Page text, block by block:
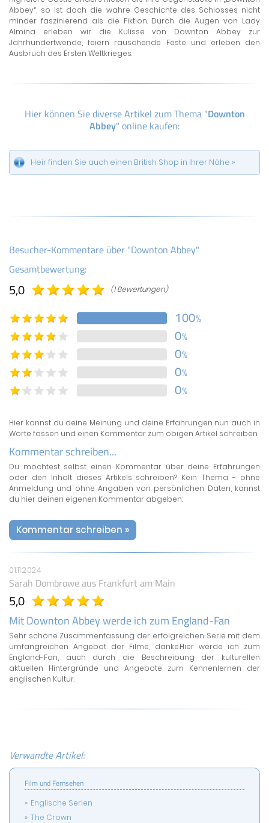
Abbey“, so ist doch die wahre Geschichte des Schlosses nicht
minder faszinierend als die Fiktion. Durch die Augen von Lady
Almina erleben wir die Kulisse von Downton Abbey zur
Jahrhundertwende, feiern rauschende Feste und erleben den
Ausbruch des Ersten Weltkrieges.
Hier können Sie diverse Artikel zum Thema "Downton
Abbey" online kaufen:
Heir finden Sie auch einen British Shop in Ihrer Nähe »
Besucher-Kommentare über "Downton Abbey"
Gesamtbewertung:
5,0 (1 Bewertungen)
100%
0%
0%
0%
0%
Hier kannst du deine Meinung und deine Erfahrungen nun auch in
Worte fassen und einen Kommentar zum obigen Artikel schreiben.
Kommentar schreiben...
Du möchtest selbst einen Kommentar über deine Erfahrungen
oder den Inhalt dieses Artikels schreiben? Kein Thema - ohne
Anmeldung und ohne Angaben von persönlichen Daten, kannst
du hier deinen eigenen Kommentar abgeben:
Kommentar schreiben »
01.11.2024
Sarah Dombroweaus Frankfurt am Main
5,0
Mit Downton Abbey werde ich zum England-Fan
Sehr schöne Zusammenfassung der erfolgreichen Serie mit dem
umfangreichen Angebot der Filme, danke.Hier werde ich zum
England-Fan, auch durch die Beschreibung der kulturellen
aktuellen Hintergründe und Angebote zum Kennenlernen der
englischen Kultur.
Verwandte Artikel:
Film und Fernsehen
Englische Serien
The Crown